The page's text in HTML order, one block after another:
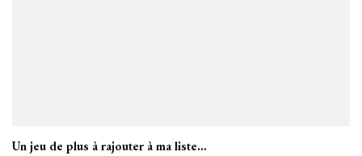
Un jeu de plus à rajouter à ma liste…